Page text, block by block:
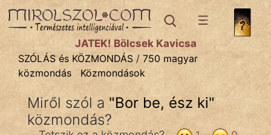
SZÓLÁS ÉS KÖZMONDÁStémák:
Bibliai
Kifejezések
Közmondások
Rímelő
JÁTÉK! Bölcsek Kavicsa
SZÓLÁS és KÖZMONDÁS / 750 magyar
közmondás
Közmondások
Miről szól a "Bor be, ész ki"
közmondás?